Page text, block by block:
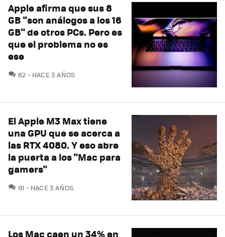
Apple afirma que sus 8
GB "son análogos a los 16
GB" de otros PCs. Pero es
que el problema no es
ese
62 COMENTARIOS
HACE 3 AÑOS
El Apple M3 Max tiene
una GPU que se acerca a
las RTX 4080. Y eso abre
la puerta a los "Mac para
gamers"
91 COMENTARIOS
HACE 3 AÑOS
Los Mac caen un 34% en